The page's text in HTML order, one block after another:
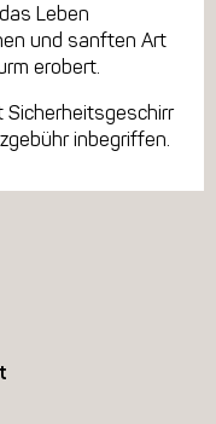
Leben
und sanften Art
erobert.
Sicherheitsgeschirr
inbegriffen.